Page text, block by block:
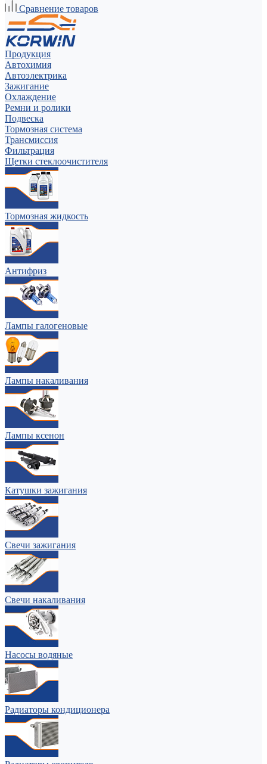
Сравнение товаров
Продукция
Автохимия
Автоэлектрика
Зажигание
Охлаждение
Ремни и ролики
Подвеска
Тормозная система
Трансмиссия
Фильтрация
Щетки стеклоочистителя
Тормозная жидкость
Антифриз
Лампы галогеновые
Лампы накаливания
Лампы ксенон
Катушки зажигания
Свечи зажигания
Свечи накаливания
Насосы водяные
Радиаторы кондиционера